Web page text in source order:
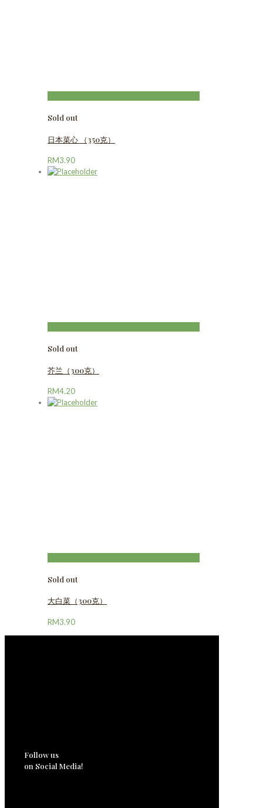
Sold out
日本菜心 （350克）
RM3.90
Sold out
芥兰（300克）
RM4.20
Sold out
大白菜（300克）
RM3.90
Follow us
on Social Media!